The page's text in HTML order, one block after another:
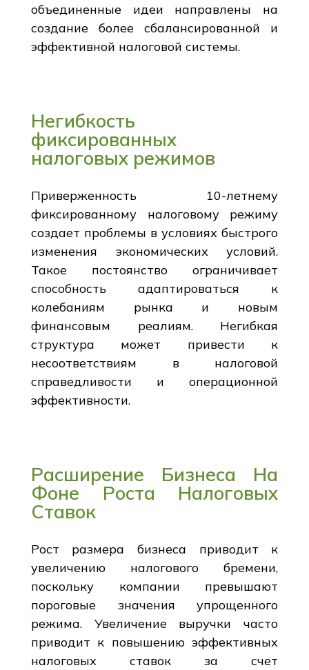
объединенные идеи направлены на
создание более сбалансированной и
эффективной налоговой системы.
Негибкость
фиксированных
налоговых режимов
Приверженность 10-летнему
фиксированному налоговому режиму
создает проблемы в условиях быстрого
изменения экономических условий.
Такое постоянство ограничивает
способность адаптироваться к
колебаниям рынка и новым
финансовым реалиям. Негибкая
структура может привести к
несоответствиям в налоговой
справедливости и операционной
эффективности.
Расширение Бизнеса На
Фоне Роста Налоговых
Ставок
Рост размера бизнеса приводит к
увеличению налогового бремени,
поскольку компании превышают
пороговые значения упрощенного
режима. Увеличение выручки часто
приводит к повышению эффективных
налоговых ставок за счет